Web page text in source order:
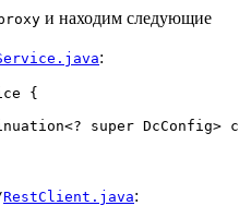
и находим следующие
:
{
super DcConfig>
RestClient.java: